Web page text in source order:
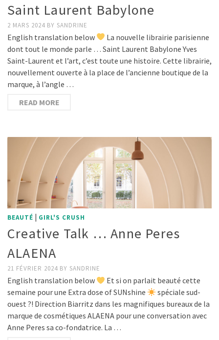
Saint Laurent Babylone
2 MARS 2024 BY SANDRINE
English translation below
La nouvelle librairie parisienne
dont tout le monde parle … Saint Laurent Babylone Yves
Saint-Laurent et l’art, c’est toute une histoire. Cette librairie,
nouvellement ouverte à la place de l’ancienne boutique de la
marque, à l’angle …
READ MORE
BEAUTÉ | GIRL'S CRUSH
Creative Talk … Anne Peres
ALAENA
21 FÉVRIER 2024 BY SANDRINE
English translation below
Et si on parlait beauté cette
semaine pour une Extra dose of SUNshine
spéciale sud-
ouest ?! Direction Biarritz dans les magnifiques bureaux de la
marque de cosmétiques ALAENA pour une conversation avec
Anne Peres sa co-fondatrice. La …